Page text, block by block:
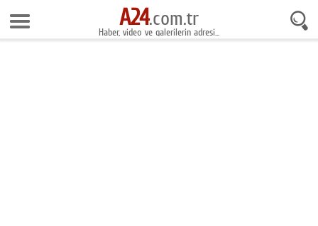
7 Ağustos 2026 8:19:00
Anasayfa
A24.com.tr
Haber, video ve galerilerin adresi...